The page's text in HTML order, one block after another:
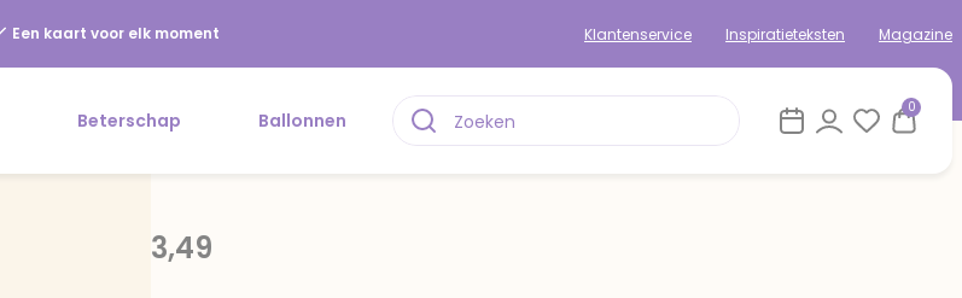
Een kaart voor elk moment Klantenservice Inspiratieteksten Magazine
Beterschap Ballonnen
0
3,49